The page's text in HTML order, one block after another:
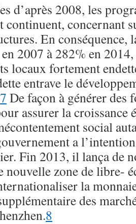
d’après 2008, les
continuent, concernant
En conséquence,
2007 à 282% en
locaux fortement
entrave le
7 De façon à générer des
assurer la croissance
social
a
Fin 2013, il lança de
nouvelle zone de libre-
la
des
8